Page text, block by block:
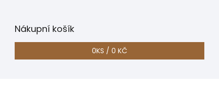
Nákupní košík
0KS / 0 KČ